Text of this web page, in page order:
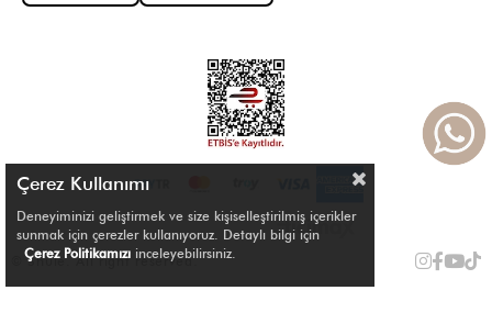
© Shule. All right reserved.
Çerez Kullanımı
Deneyiminizi geliştirmek ve size kişiselleştirilmiş içerikler
sunmak için çerezler kullanıyoruz. Detaylı bilgi için
Çerez Politikamızı inceleyebilirsiniz.